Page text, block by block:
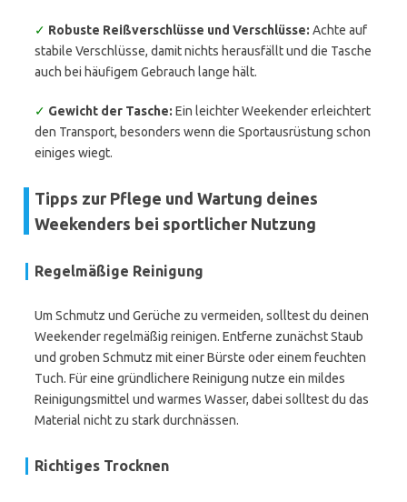
✓ Robuste Reißverschlüsse und Verschlüsse: Achte auf
stabile Verschlüsse, damit nichts herausfällt und die Tasche
auch bei häufigem Gebrauch lange hält.
✓ Gewicht der Tasche: Ein leichter Weekender erleichtert
den Transport, besonders wenn die Sportausrüstung schon
einiges wiegt.
Tipps zur Pflege und Wartung deines
Weekenders bei sportlicher Nutzung
Regelmäßige Reinigung
Um Schmutz und Gerüche zu vermeiden, solltest du deinen
Weekender regelmäßig reinigen. Entferne zunächst Staub
und groben Schmutz mit einer Bürste oder einem feuchten
Tuch. Für eine gründlichere Reinigung nutze ein mildes
Reinigungsmittel und warmes Wasser, dabei solltest du das
Material nicht zu stark durchnässen.
Richtiges Trocknen